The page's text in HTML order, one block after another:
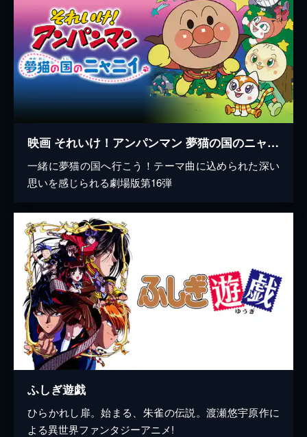
映画 それいけ！アンパンマン 夢猫の国のニャニイ
一緒に夢猫の国へ行こう！テーマ曲に込められた深い
思いを感じられる劇場版第16弾
ふしぎ遊戯
ひらかれし扉。始まる、朱雀の伝説。渡瀬悠宇原作に
よる異世界ファンタジーアニメ!